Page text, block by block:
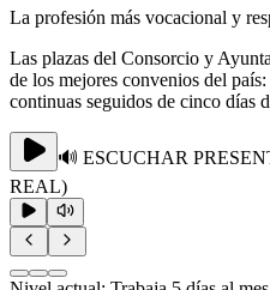
La profesión más vocacional y
Las plazas del Consorcio y
de los mejores convenios del
continuas seguidos de cinco días
🔊 ESCUCHAR
REAL)